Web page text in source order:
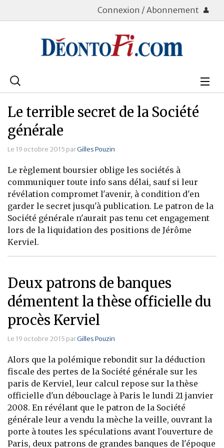
Connexion / Abonnement
Rechercher
Bourse
Placements
Assurance Vie
Patrimoine
Immobilier
Banque
Le terrible secret de la Société
générale
Le 19 octobre 2015 parGilles Pouzin
Le règlement boursier oblige les sociétés à
communiquer toute info sans délai, sauf si leur
révélation compromet l'avenir, à condition d'en
garder le secret jusqu'à publication. Le patron de la
Société générale n'aurait pas tenu cet engagement
lors de la liquidation des positions de Jérôme
Kerviel.
Deux patrons de banques
démentent la thèse officielle du
procès Kerviel
Le 19 octobre 2015 parGilles Pouzin
Alors que la polémique rebondit sur la déduction
fiscale des pertes de la Société générale sur les
paris de Kerviel, leur calcul repose sur la thèse
officielle d'un débouclage à Paris le lundi 21 janvier
2008. En révélant que le patron de la Société
générale leur a vendu la mèche la veille, ouvrant la
porte à toutes les spéculations avant l'ouverture de
Paris, deux patrons de grandes banques de l'époque